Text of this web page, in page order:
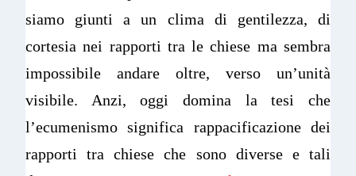
siamo giunti a un clima di gentilezza, di
cortesia nei rapporti tra le chiese ma sembra
impossibile andare oltre, verso un’unità
visibile. Anzi, oggi domina la tesi che
l’ecumenismo significa rappacificazione dei
rapporti tra chiese che sono diverse e tali